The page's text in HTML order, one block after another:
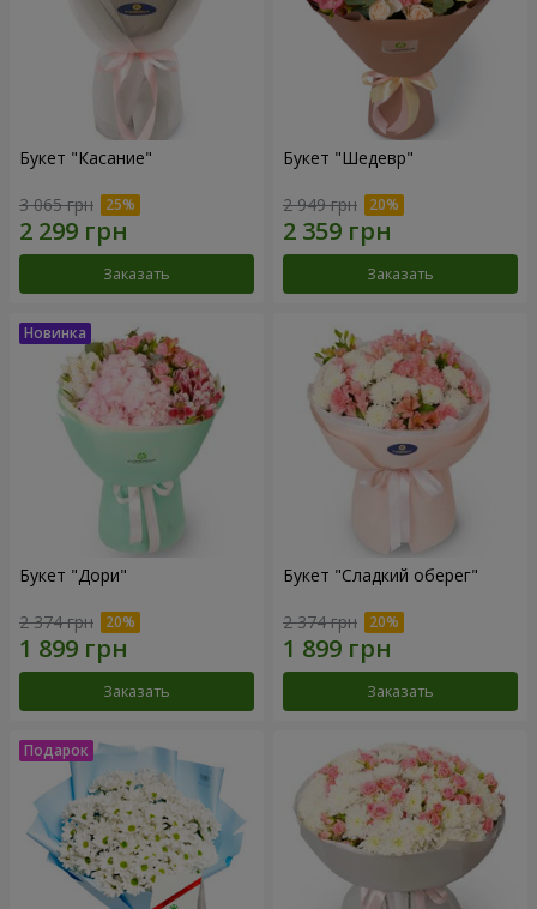
Букет "Касание"
3 065 грн
Заказать
Букет "Шедевр"
2 949 грн
Заказать
Букет "Дори"
2 374 грн
Заказать
Букет "Сладкий оберег"
2 374 грн
Заказать